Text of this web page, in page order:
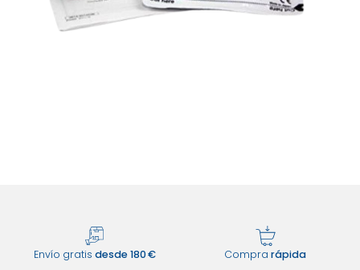
Envío gratis desde 180 € Comprarápida